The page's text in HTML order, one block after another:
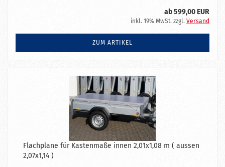
ab 599,00 EUR
inkl. 19% MwSt. zzgl. Versand
ZUM ARTIKEL
Flachplane für Kastenmaße innen 2,01x1,08 m ( aussen
2,07x1,14 )